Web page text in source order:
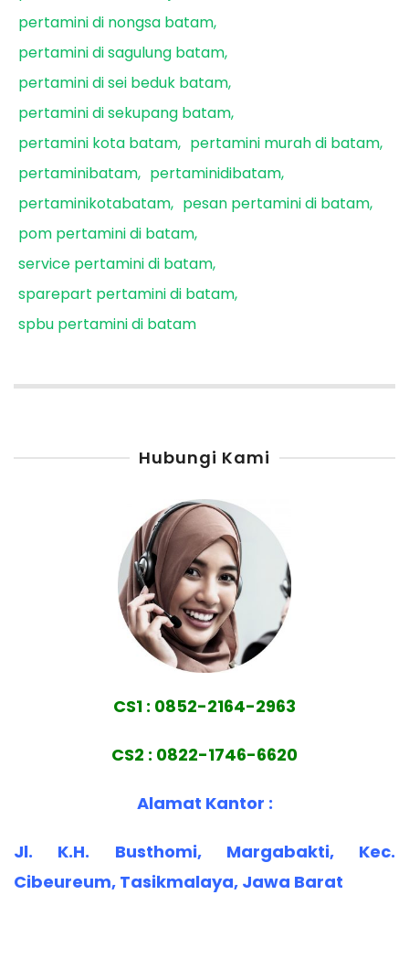
pertamini di nongsa batam
pertamini di sagulung batam
pertamini di sei beduk batam
pertamini di sekupang batam
pertamini kota batam
pertamini murah di batam
pertaminibatam
pertaminidibatam
pertaminikotabatam
pesan pertamini di batam
pom pertamini di batam
service pertamini di batam
sparepart pertamini di batam
spbu pertamini di batam
Hubungi Kami
CS1 : 0852-2164-2963
CS2 : 0822-1746-6620
Alamat Kantor :
Jl. K.H. Busthomi, Margabakti, Kec.
Cibeureum, Tasikmalaya, Jawa Barat